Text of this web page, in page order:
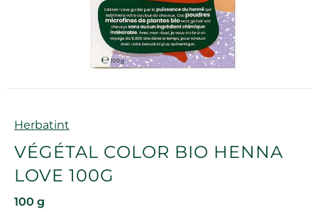
Marque
Herbatint
VÉGÉTAL COLOR BIO HENNA
LOVE 100G
100 g